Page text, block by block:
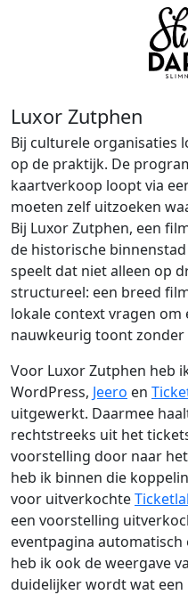
Luxor Zutphen
Bij culturele organisaties
op de praktijk. De
kaartverkoop loopt via
moeten zelf uitzoeken
Bij Luxor Zutphen, een
de historische
speelt dat niet alleen op
structureel: een breed
lokale context vragen om
nauwkeurig toont
Voor Luxor Zutphen heb
WordPress, Jeero en
uitgewerkt. Daarmee
rechtstreeks uit het
voorstelling door naar
heb ik binnen die
voor uitverkochte
een voorstelling
eventpagina
heb ik ook de weergave
duidelijker wordt wat een